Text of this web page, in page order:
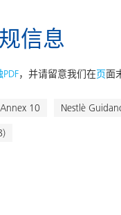
信息
，并请留意我们在页面
10
Nestlè